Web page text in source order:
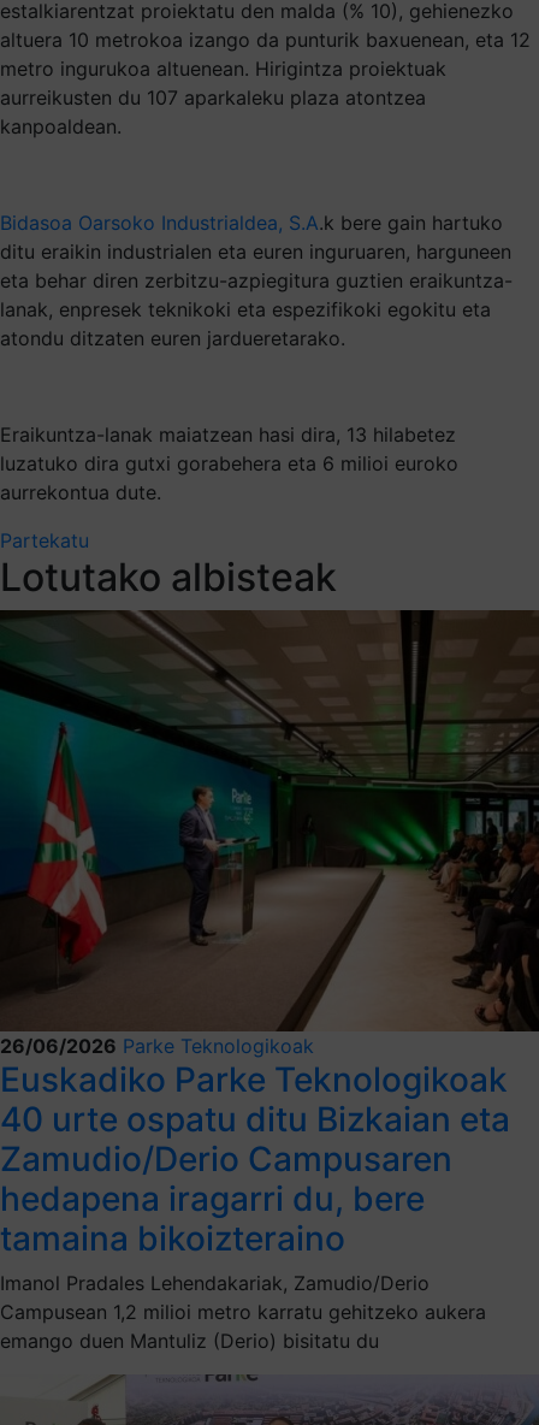
estalkiarentzat proiektatu den malda (% 10), gehienezko
altuera 10 metrokoa izango da punturik baxuenean, eta 12
metro ingurukoa altuenean. Hirigintza proiektuak
aurreikusten du 107 aparkaleku plaza atontzea
kanpoaldean.
Bidasoa Oarsoko Industrialdea, S.A.k bere gain hartuko
ditu eraikin industrialen eta euren inguruaren, harguneen
eta behar diren zerbitzu-azpiegitura guztien eraikuntza-
lanak, enpresek teknikoki eta espezifikoki egokitu eta
atondu ditzaten euren jardueretarako.
Eraikuntza-lanak maiatzean hasi dira, 13 hilabetez
luzatuko dira gutxi gorabehera eta 6 milioi euroko
aurrekontua dute.
Partekatu
Lotutako albisteak
26/06/2026 Parke Teknologikoak
Euskadiko Parke Teknologikoak
40 urte ospatu ditu Bizkaian eta
Zamudio/Derio Campusaren
hedapena iragarri du, bere
tamaina bikoizteraino
Imanol Pradales Lehendakariak, Zamudio/Derio
Campusean 1,2 milioi metro karratu gehitzeko aukera
emango duen Mantuliz (Derio) bisitatu du